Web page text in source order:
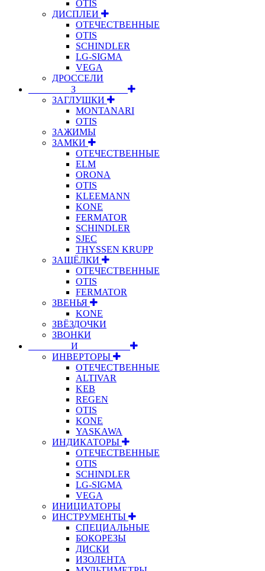
OTIS
ДИСПЛЕИ
ОТЕЧЕСТВЕННЫЕ
OTIS
SCHINDLER
LG-SIGMA
VEGA
ДРОССЕЛИ
⠀⠀⠀⠀⠀⠀З⠀⠀⠀⠀⠀⠀⠀
ЗАГЛУШКИ
MONTANARI
OTIS
ЗАЖИМЫ
ЗАМКИ
ОТЕЧЕСТВЕННЫЕ
ELM
ORONA
OTIS
KLEEMANN
KONE
FERMATOR
SCHINDLER
SJEC
THYSSEN KRUPP
ЗАЩЁЛКИ
ОТЕЧЕСТВЕННЫЕ
OTIS
FERMATOR
ЗВЕНЬЯ
KONE
ЗВЁЗДОЧКИ
ЗВОНКИ
⠀⠀⠀⠀⠀⠀И⠀⠀⠀⠀⠀⠀⠀
ИНВЕРТОРЫ
ОТЕЧЕСТВЕННЫЕ
ALTIVAR
KEB
REGEN
OTIS
KONE
YASKAWA
ИНДИКАТОРЫ
ОТЕЧЕСТВЕННЫЕ
OTIS
SCHINDLER
LG-SIGMA
VEGA
ИНИЦИАТОРЫ
ИНСТРУМЕНТЫ
СПЕЦИАЛЬНЫЕ
БОКОРЕЗЫ
ДИСКИ
ИЗОЛЕНТА